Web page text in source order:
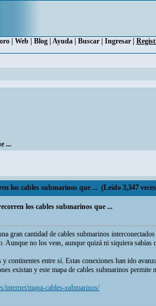
Web Blog Ayuda Buscar Ingresar
...
los cables submarinos que ... (Leído 3,347
los cables submarinos que ...
gran cantidad de cables submarinos
no los veas, aunque quizá ni siquiera
continentes entre sí. Estas conexiones han ido
existan y este mapa de cables submarinos
internet/mapa-cables-submarinos/